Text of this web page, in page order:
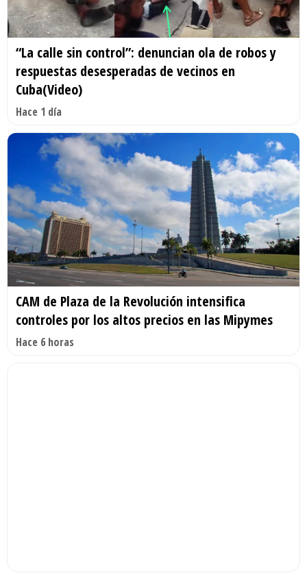
“La calle sin control”: denuncian ola de robos y
respuestas desesperadas de vecinos en
Cuba(Video)
Hace 1 día
CAM de Plaza de la Revolución intensifica
controles por los altos precios en las Mipymes
Hace 6 horas